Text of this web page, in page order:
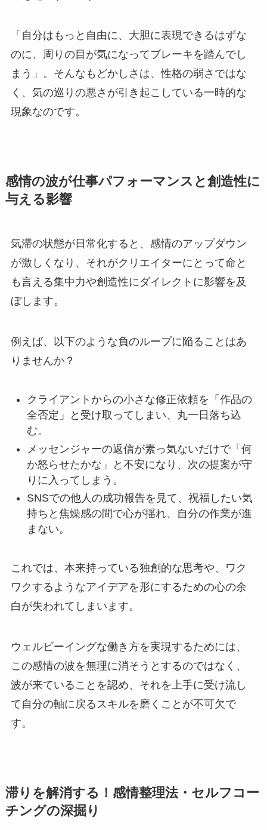
「自分はもっと自由に、大胆に表現できるはずな
のに、周りの目が気になってブレーキを踏んでし
まう」。そんなもどかしさは、性格の弱さではな
く、気の巡りの悪さが引き起こしている一時的な
現象なのです。
感情の波が仕事パフォーマンスと創造性に
与える影響
気滞の状態が日常化すると、感情のアップダウン
が激しくなり、それがクリエイターにとって命と
も言える集中力や創造性にダイレクトに影響を及
ぼします。
例えば、以下のような負のループに陥ることはあ
りませんか？
クライアントからの小さな修正依頼を「作品の
全否定」と受け取ってしまい、丸一日落ち込
む。
メッセンジャーの返信が素っ気ないだけで「何
か怒らせたかな」と不安になり、次の提案が守
りに入ってしまう。
SNSでの他人の成功報告を見て、祝福したい気
持ちと焦燥感の間で心が揺れ、自分の作業が進
まない。
これでは、本来持っている独創的な思考や、ワク
ワクするようなアイデアを形にするための心の余
白が失われてしまいます。
ウェルビーイングな働き方を実現するためには、
この感情の波を無理に消そうとするのではなく、
波が来ていることを認め、それを上手に受け流し
て自分の軸に戻るスキルを磨くことが不可欠で
す。
滞りを解消する！感情整理法・セルフコー
チングの深掘り